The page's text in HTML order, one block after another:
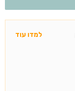
למדו עוד